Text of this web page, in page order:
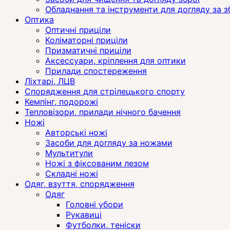
Обладнання та інструменти для догляду за
Оптика
Оптичні приціли
Коліматорні приціли
Призматичні приціли
Аксессуари, кріплення для оптики
Прилади спостереження
Ліхтарі, ЛЦВ
Спорядження для стрілецького спорту
Кемпінг, подорожі
Тепловізори, прилади нічного бачення
Ножі
Авторські ножі
Засоби для догляду за ножами
Мультитули
Ножі з фіксованим лезом
Складні ножі
Одяг, взуття, спорядження
Одяг
Головні убори
Рукавиці
Футболки, теніски